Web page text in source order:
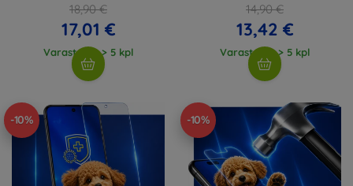
18,90 €
17,01 €
Varastossa > 5 kpl
14,90 €
13,42 €
Varastossa > 5 kpl
-10% -10%